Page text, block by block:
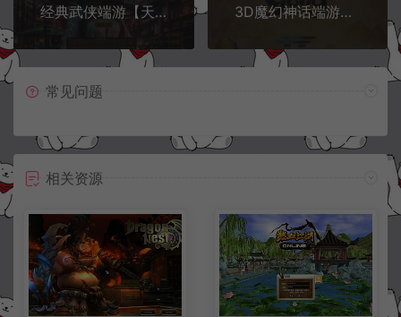
经典武侠端游【天龙八部之怀旧恶人谷魔教入侵武道三】7月最新整理Linux手工服务端+GM工具+PC客户端+详细搭建教程
3D魔幻神话端游【龙OL初始版】7月最新整理Win一键服务端+网页注册+GM工具+PC客户端+详细搭建教程
常见问题
相关资源